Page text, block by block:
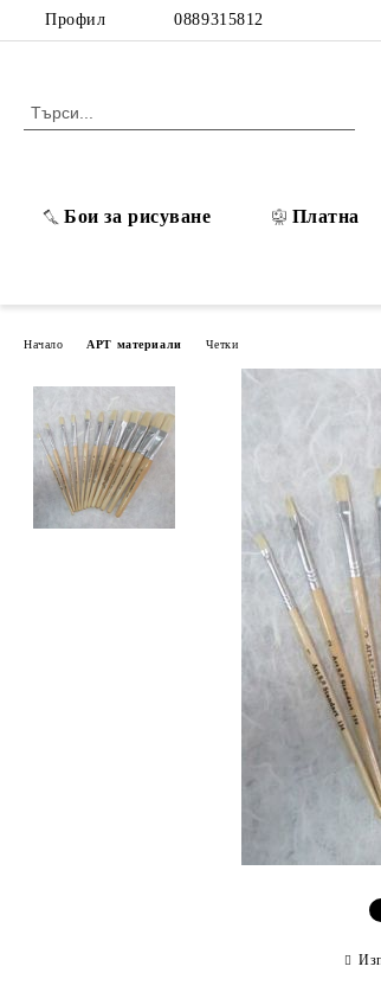
Профил 0889315812
Бои за рисуване Платна
Начало АРТ материали Четки